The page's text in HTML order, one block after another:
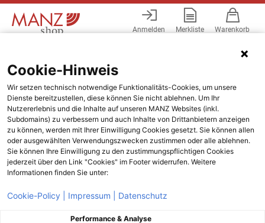
Anmelden Merkliste Warenkorb
Cookie-Hinweis
Wir setzen technisch notwendige Funktionalitäts-Cookies, um unsere
Dienste bereitzustellen, diese können Sie nicht ablehnen. Um Ihr
Nutzererlebnis und die Inhalte auf unseren MANZ Websites (inkl.
Subdomains) zu verbessern und auch Inhalte von Drittanbietern anzeigen
zu können, werden mit Ihrer Einwilligung Cookies gesetzt. Sie können allen
oder ausgewählten Verwendungszwecken zustimmen oder alle ablehnen.
Sie können Ihre Einwilligung zu den zustimmungspflichtigen Cookies
jederzeit über den Link "Cookies" im Footer widerrufen. Weitere
Informationen finden Sie unter:
Cookie-Policy | Impressum | Datenschutz
Performance & Analyse